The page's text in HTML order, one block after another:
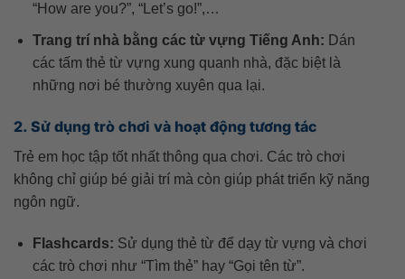
“How are you?”, “Let’s go!”,…
Trang trí nhà bằng các từ vựng Tiếng Anh: Dán
các tấm thẻ từ vựng xung quanh nhà, đặc biệt là
những nơi bé thường xuyên qua lại.
2. Sử dụng trò chơi và hoạt động tương tác
Trẻ em học tập tốt nhất thông qua chơi. Các trò chơi
không chỉ giúp bé giải trí mà còn giúp phát triển kỹ năng
ngôn ngữ.
Flashcards: Sử dụng thẻ từ để dạy từ vựng và chơi
các trò chơi như “Tìm thẻ” hay “Gọi tên từ”.